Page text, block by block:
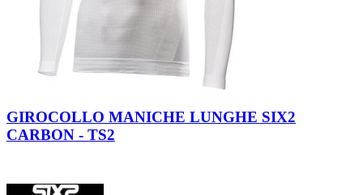
Grey
Carbon
Carbon
Red
GIROCOLLO MANICHE LUNGHE SIX2
CARBON - TS2